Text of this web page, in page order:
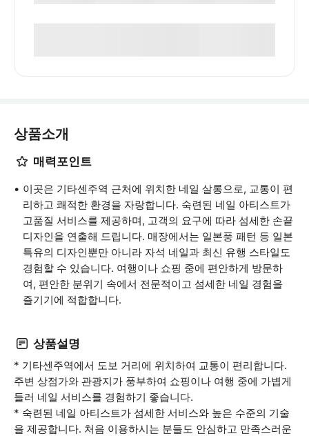
상품소개
매력포인트
이곳은 기타센주역 근처에 위치한 네일 살롱으로, 교통이 편
리하고 쾌적한 환경을 자랑합니다. 숙련된 네일 아티스트가
고품질 서비스를 제공하며, 고객의 요구에 따라 섬세한 손끝
디자인을 연출해 드립니다. 매장에서는 일본풍 패턴 등 일본
특유의 디자인뿐만 아니라 자석 네일과 최신 유행 스타일도
경험할 수 있습니다. 여행이나 쇼핑 중에 편안하게 방문하
여, 편안한 분위기 속에서 전문적이고 섬세한 네일 경험을
즐기기에 적합합니다.
상품설명
* 기타센주역에서 도보 거리에 위치하여 교통이 편리합니다.
주변 상점가와 관광지가 풍부하여 쇼핑이나 여행 중에 가볍게
들러 네일 서비스를 경험하기 좋습니다.
* 숙련된 네일 아티스트가 섬세한 서비스와 높은 수준의 기술
을 제공합니다. 처음 이용하시는 분들도 안심하고 만족스러운